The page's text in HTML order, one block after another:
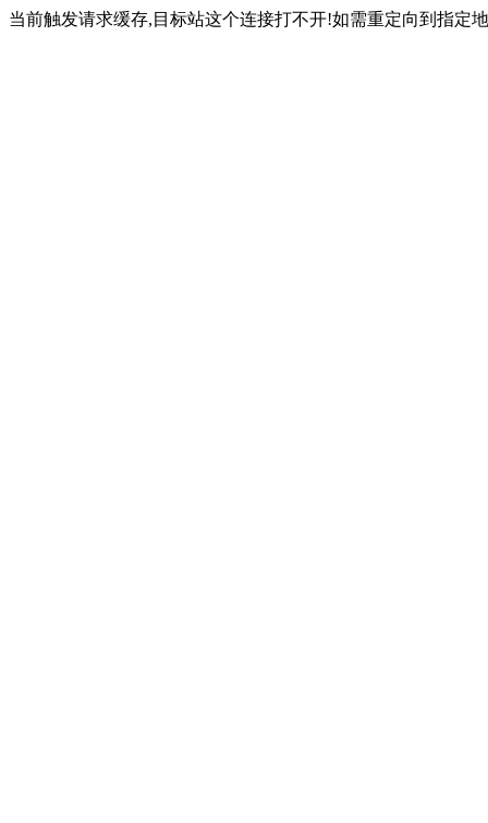
当前触发请求缓存,目标站这个连接打不开!如需重定向到指定